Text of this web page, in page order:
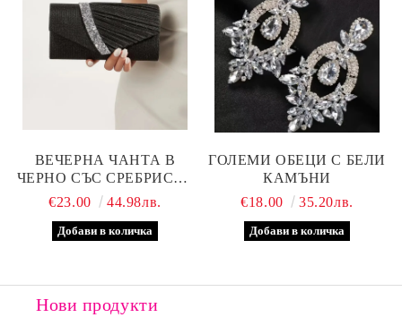
ВЕЧЕРНА ЧАНТА В
ЧЕРНО СЪС СРЕБРИСТА
ЛЕНТА
€23.00 44.98лв.
ГОЛЕМИ ОБЕЦИ С БЕЛИ
КАМЪНИ
€18.00
35.20лв.
Нови продукти